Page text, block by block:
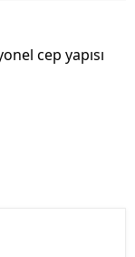
cep yapısı